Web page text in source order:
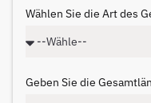
Wählen Sie die Art des
Geben Sie die